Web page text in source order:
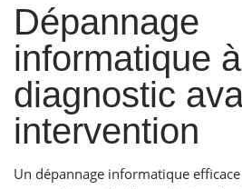
Dépannage
informatique
diagnostic
intervention
Un dépannage informatique